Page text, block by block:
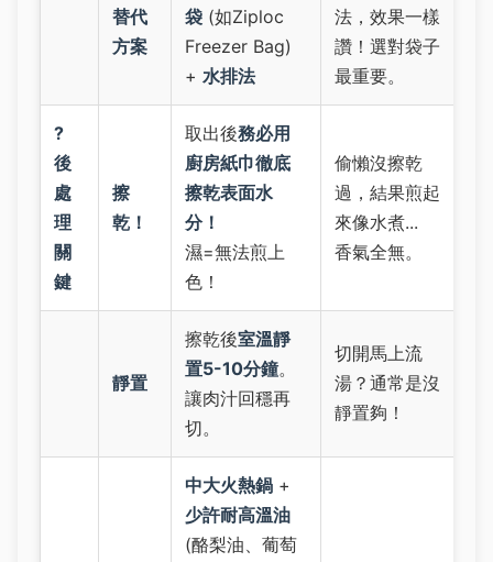
替代
方案
袋 (如Ziploc
Freezer Bag)
+ 水排法
法，效果一樣
讚！選對袋子
最重要。
?
後
處
理
關
鍵
擦
乾！
取出後務必用
廚房紙巾徹底
擦乾表面水
分！
濕=無法煎上
色！
偷懶沒擦乾
過，結果煎起
來像水煮...
香氣全無。
靜置
擦乾後室溫靜
置5-10分鐘。
讓肉汁回穩再
切。
切開馬上流
湯？通常是沒
靜置夠！
中大火熱鍋 +
少許耐高溫油
(酪梨油、葡萄